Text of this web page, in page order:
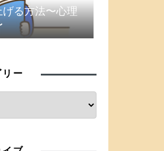
る方法〜心理
リー